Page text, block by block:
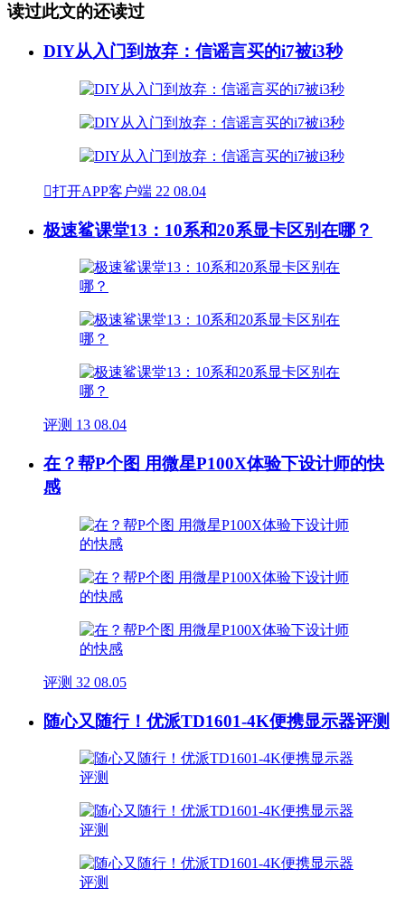
读过此文的还读过
DIY从入门到放弃：信谣言买的i7被i3秒
打开APP客户端 22 08.04
极速鲨课堂13：10系和20系显卡区别在哪？
评测 13 08.04
在？帮P个图 用微星P100X体验下设计师的快
感
评测 32 08.05
随心又随行！优派TD1601-4K便携显示器评测